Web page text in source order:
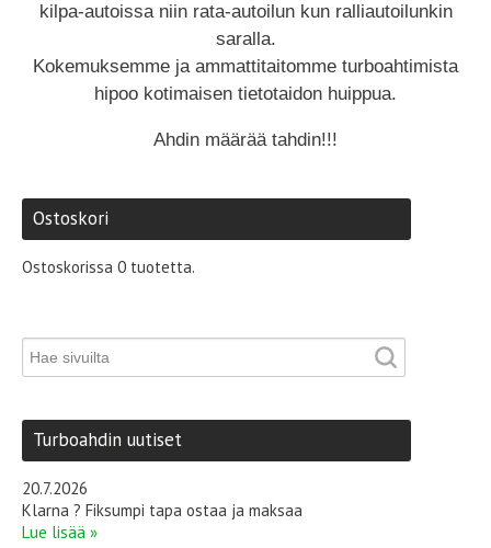
kilpa-autoissa niin rata-autoilun kun ralliautoilunkin
saralla.
Kokemuksemme ja ammattitaitomme turboahtimista
hipoo kotimaisen tietotaidon huippua.
Ahdin määrää tahdin!!!
Ostoskori
Ostoskorissa 0 tuotetta.
Turboahdin uutiset
20.7.2026
Klarna ? Fiksumpi tapa ostaa ja maksaa
Lue lisää »